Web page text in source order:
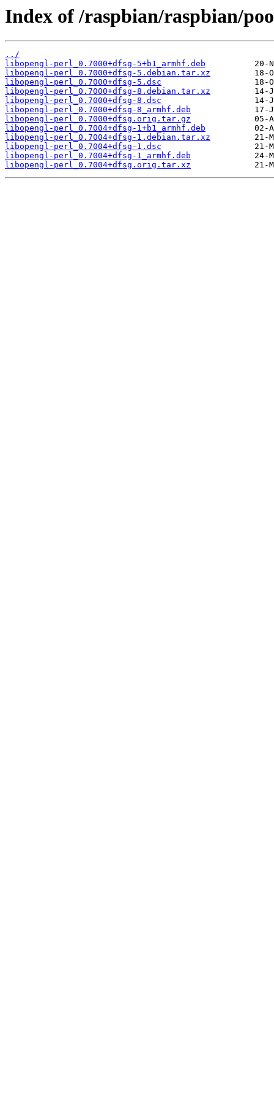
Index of /raspbian/raspbian/
../
libopengl-perl_0.7000+dfsg-5+b1_armhf.deb
libopengl-perl_0.7000+dfsg-5.debian.tar.xz
libopengl-perl_0.7000+dfsg-5.dsc
libopengl-perl_0.7000+dfsg-8.debian.tar.xz
libopengl-perl_0.7000+dfsg-8.dsc
libopengl-perl_0.7000+dfsg-8_armhf.deb
libopengl-perl_0.7000+dfsg.orig.tar.gz
libopengl-perl_0.7004+dfsg-1+b1_armhf.deb
libopengl-perl_0.7004+dfsg-1.debian.tar.xz
libopengl-perl_0.7004+dfsg-1.dsc
libopengl-perl_0.7004+dfsg-1_armhf.deb
libopengl-perl_0.7004+dfsg.orig.tar.xz